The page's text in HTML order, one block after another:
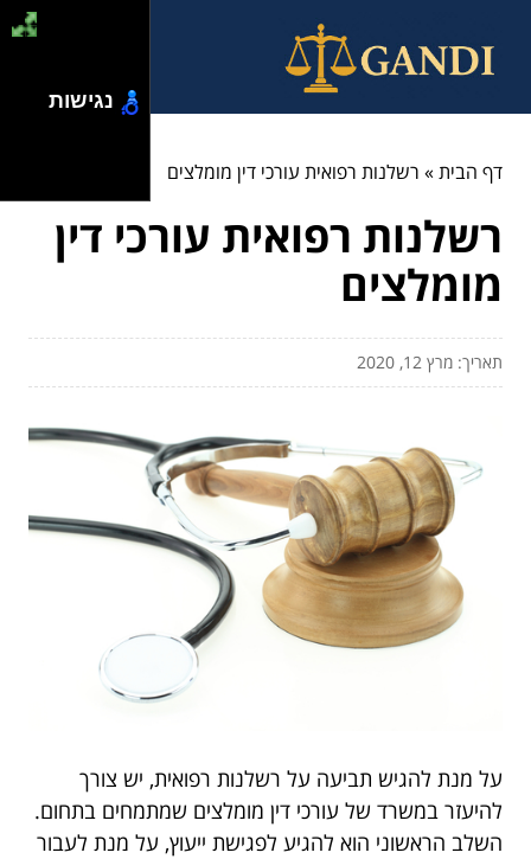
דף הבית» רשלנות רפואית עורכי דין מומלצים
רשלנות רפואית עורכי דין
מומלצים
תאריך: מרץ 12, 2020
על מנת להגיש תביעה על רשלנות רפואית, יש צורך
להיעזר במשרד של עורכי דין מומלצים שמתמחים בתחום.
השלב הראשוני הוא להגיע לפגישת ייעוץ, על מנת לעבור
נגישות